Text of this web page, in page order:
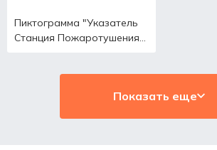
Пиктограмма "Указатель
Станция Пожаротушения
Показать еще